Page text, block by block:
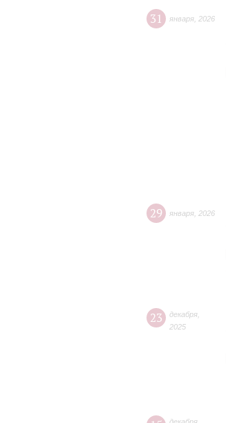
31 января 2026
29 января 2026
23 декабря
2025